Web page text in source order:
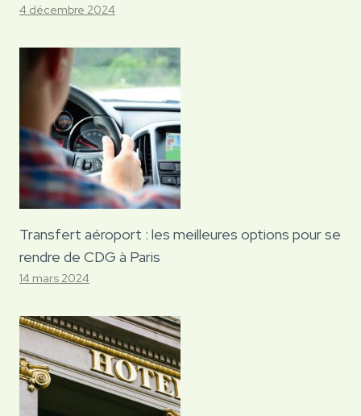
4 décembre 2024
Transfert aéroport : les meilleures options pour se
rendre de CDG à Paris
14 mars 2024